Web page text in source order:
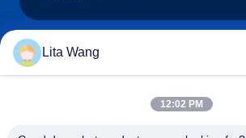
lita@screenmeshnet.com
Lita Wang
12:02 PM